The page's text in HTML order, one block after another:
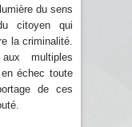
du sens
citoyen qui
la criminalité.
multiples
échec toute
de ces